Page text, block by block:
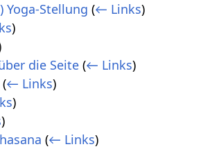
Yoga-Stellung (← Links)
)
die Seite (← Links)
(← Links)
)
)
(← Links)